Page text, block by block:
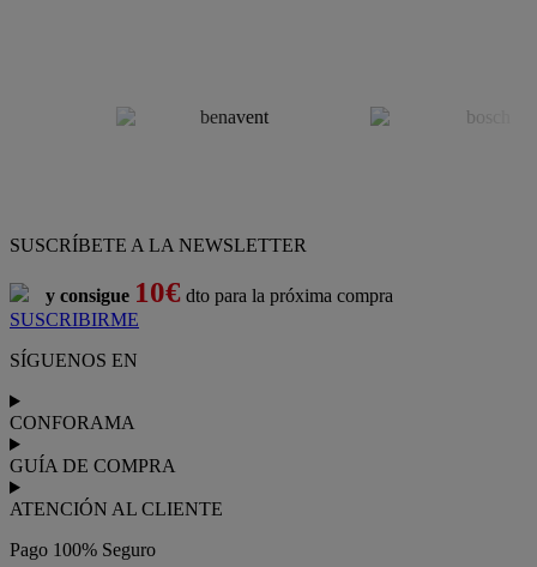
SUSCRÍBETE A LA NEWSLETTER
y consigue 10€ dto para la próxima compra
SUSCRIBIRME
SÍGUENOS EN
CONFORAMA
GUÍA DE COMPRA
ATENCIÓN AL CLIENTE
Pago 100% Seguro